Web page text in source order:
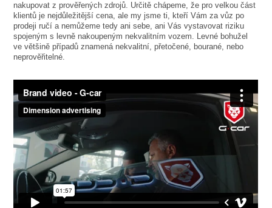
nakupovat z prověřených zdrojů. Určitě chápeme, že pro velkou část
klientů je nejdůležitější cena, ale my jsme ti, kteří Vám za vůz po
prodeji ručí a nemůžeme tedy ani sebe, ani Vás vystavovat riziku
spojeným s levně nakoupeným nekvalitním vozem. Levné bohužel
ve většině případů znamená nekvalitní, přetočené, bourané, nebo
neprověřitelné.